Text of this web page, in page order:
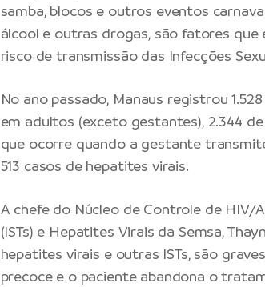
samba, blocos e outros eventos
álcool e outras drogas, são fatores
risco de transmissão das Infecções
No ano passado, Manaus registrou
em adultos (exceto gestantes), 2.344
que ocorre quando a gestante
513 casos de hepatites virais.
A chefe do Núcleo de Controle de HIV/
(ISTs) e Hepatites Virais da Semsa,
hepatites virais e outras ISTs, são
precoce e o paciente abandona o